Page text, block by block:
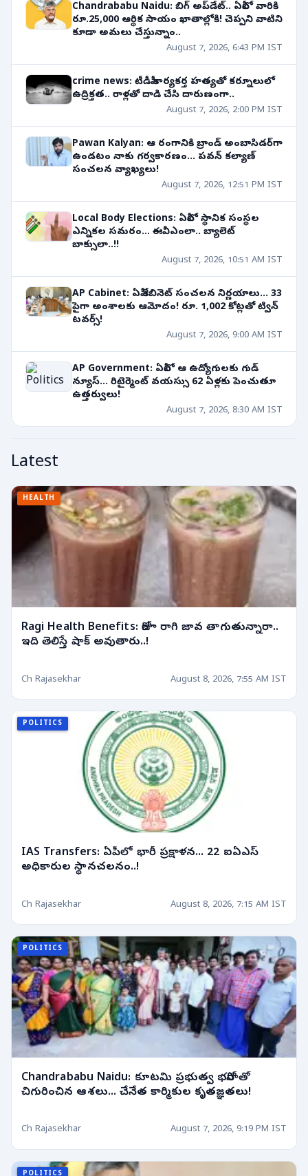
Chandrababu Naidu: బిగ్ అప్‌డేట్.. ఏపీలో వారికి
రూ.25,000 ఆర్థిక సాయం ఖాతాల్లోకి! చెప్పని వాటిని
కూడా అమలు చేస్తున్నాం..
August 7, 2026, 6:43 PM IST
crime news: టీడీపీ కార్యకర్త హత్యతో కర్నూలులో
ఉద్రిక్తత.. రాళ్లతో దాడి చేసి దారుణంగా..
August 7, 2026, 2:00 PM IST
Pawan Kalyan: ఆ రంగానికి బ్రాండ్ అంబాసిడర్‌గా
ఉండటం నాకు గర్వకారణం... పవన్ కల్యాణ్
సంచలన వ్యాఖ్యలు!
August 7, 2026, 12:51 PM IST
Local Body Elections: ఏపీలో స్థానిక సంస్థల
ఎన్నికల సమరం... ఈవీఎంలా.. బ్యాలెట్
బాక్సులా..!!
August 7, 2026, 10:51 AM IST
AP Cabinet: ఏపీ కేబినెట్ సంచలన నిర్ణయాలు... 33
పైగా అంశాలకు ఆమోదం! రూ. 1,002 కోట్లతో ట్విన్
టవర్స్!
August 7, 2026, 9:00 AM IST
AP Government: ఏపీలో ఆ ఉద్యోగులకు గుడ్
న్యూస్... రిటైర్మెంట్ వయస్సు 62 ఏళ్లకు పెంచుతూ
ఉత్తర్వులు!
August 7, 2026, 8:30 AM IST
Latest
HEALTH
Ragi Health Benefits: రోజూ రాగి జావ తాగుతున్నారా..
ఇది తెలిస్తే షాక్ అవుతారు..!
Ch Rajasekhar August 8, 2026, 7:55 AM IST
POLITICS
IAS Transfers: ఏపీలో భారీ ప్రక్షాళన... 22 ఐఏఎస్
అధికారుల స్థానచలనం..!
Ch Rajasekhar August 8, 2026, 7:15 AM IST
POLITICS
Chandrababu Naidu: కూటమి ప్రభుత్వ భరోసాతో
చిగురించిన ఆశలు... చేనేత కార్మికుల కృతజ్ఞతలు!
Ch Rajasekhar August 7, 2026, 9:19 PM IST
POLITICS